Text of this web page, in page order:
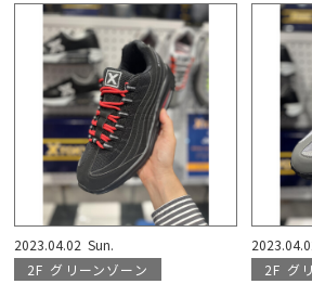
2023.04.02 Sun.
2F グリーンゾーン
2F グ